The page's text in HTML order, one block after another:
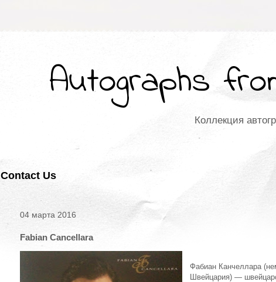
Autographs
Коллекция
Contact Us
04 марта 2016
Fabian Cancellara
Фабиан Канчеллара
Швейцария) —